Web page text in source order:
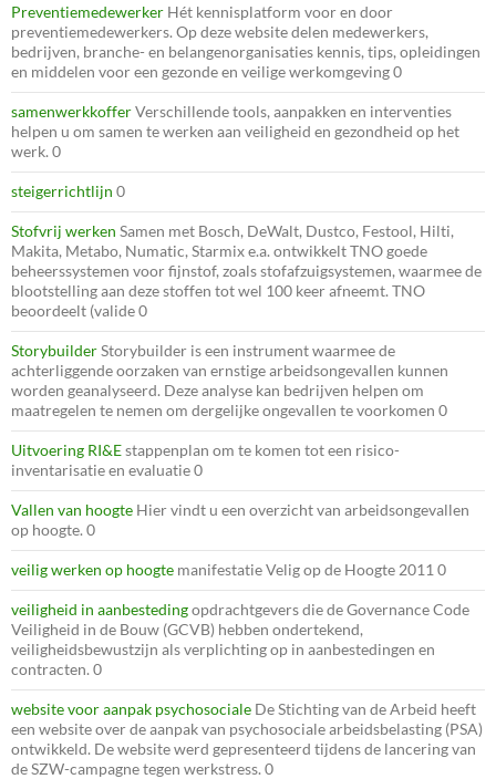
Preventiemedewerker Hét kennisplatform voor en door
preventiemedewerkers. Op deze website delen medewerkers,
bedrijven, branche- en belangenorganisaties kennis, tips, opleidingen
en middelen voor een gezonde en veilige werkomgeving 0
samenwerkkofferVerschillende tools, aanpakken en interventies
helpen u om samen te werken aan veiligheid en gezondheid op het
werk. 0
steigerrichtlijn 0
Stofvrij werken Samen met Bosch, DeWalt, Dustco, Festool, Hilti,
Makita, Metabo, Numatic, Starmix e.a. ontwikkelt TNO goede
beheerssystemen voor fijnstof, zoals stofafzuigsystemen, waarmee de
blootstelling aan deze stoffen tot wel 100 keer afneemt. TNO
beoordeelt (valide 0
StorybuilderStorybuilder is een instrument waarmee de
achterliggende oorzaken van ernstige arbeidsongevallen kunnen
worden geanalyseerd. Deze analyse kan bedrijven helpen om
maatregelen te nemen om dergelijke ongevallen te voorkomen 0
Uitvoering RI&Estappenplan om te komen tot een risico-
inventarisatie en evaluatie 0
Vallen van hoogte Hier vindt u een overzicht van arbeidsongevallen
op hoogte. 0
veilig werken op hoogte manifestatie Velig op de Hoogte 2011 0
veiligheid in aanbestedingopdrachtgevers die de Governance Code
Veiligheid in de Bouw (GCVB) hebben ondertekend,
veiligheidsbewustzijn als verplichting op in aanbestedingen en
contracten. 0
website voor aanpak psychosociale De Stichting van de Arbeid heeft
een website over de aanpak van psychosociale arbeidsbelasting (PSA)
ontwikkeld. De website werd gepresenteerd tijdens de lancering van
de SZW-campagne tegen werkstress. 0